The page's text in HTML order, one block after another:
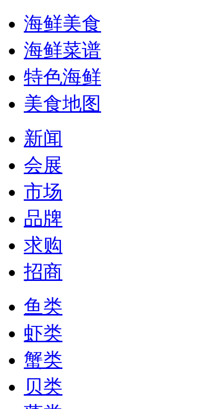
海鲜美食
海鲜菜谱
特色海鲜
美食地图
新闻
会展
市场
品牌
求购
招商
鱼类
虾类
蟹类
贝类